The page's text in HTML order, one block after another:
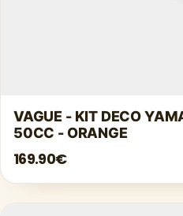
VAGUE - KIT DECO
50CC - ORANGE
169.90€